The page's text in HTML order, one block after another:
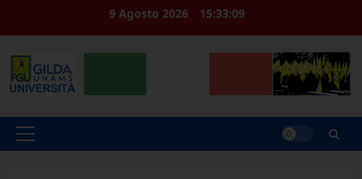
9 Agosto 2026 15:33:10
Menu